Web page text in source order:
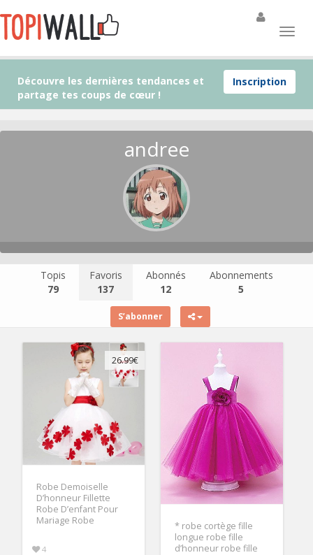
Inscription
Découvre les dernières tendances et
partage tes coups de cœur !
andree
Topis
79
Favoris
137
Abonnés
12
Abonnements
5
S’abonner
26.99€
Robe Demoiselle
D’honneur Fillette
Robe D’enfant Pour
Mariage Robe
4
* robe cortège fille
longue robe fille
d’honneur robe fille